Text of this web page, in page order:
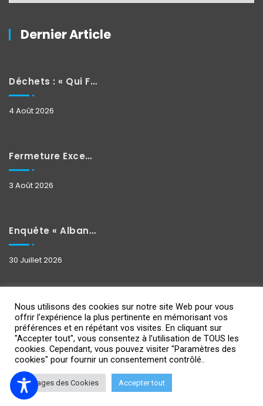
Dernier Article
Déchets : « Qui Fait Quoi »
4 Août 2026
Fermeture Exceptionnelle
3 Août 2026
Enquête « Albane »
30 Juillet 2026
Copyright 2021Design By IPSUMEDIA- Mentions Légales
Nous utilisons des cookies sur notre site Web pour vous
offrir l’expérience la plus pertinente en mémorisant vos
préférences et en répétant vos visites. En cliquant sur
"Accepter tout", vous consentez à l’utilisation de TOUS les
cookies. Cependant, vous pouvez visiter "Paramètres des
cookies" pour fournir un consentement contrôlé..
Réglages des Cookies Accepter tout